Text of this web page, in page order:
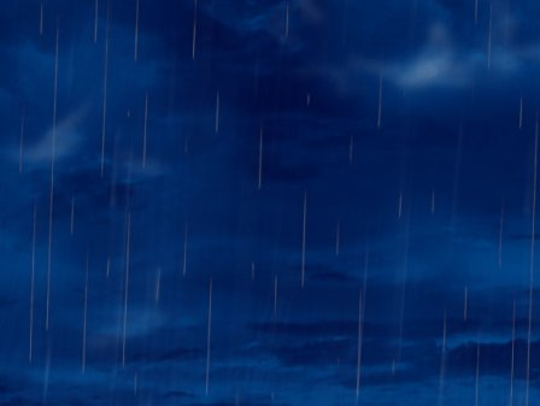
10ème Sauvage Eric avec
Groupe B :
21ème Pitz Luc (4.0)
43ème : Hubert René (3.0)
54ème : Dans Guy (3.0)
Tous les résultats sur la page
30/3/2026
Ronde 10 desICN 2025-